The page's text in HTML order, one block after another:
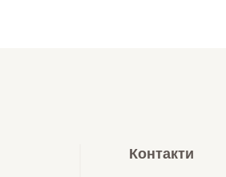
Контакти